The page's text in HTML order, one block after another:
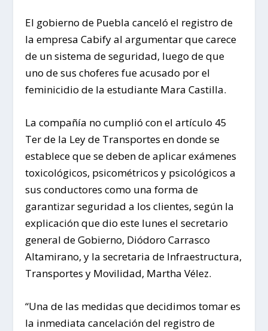
El gobierno de Puebla canceló el registro de
la empresa Cabify al argumentar que carece
de un sistema de seguridad, luego de que
uno de sus choferes fue acusado por el
feminicidio de la estudiante Mara Castilla.
La compañía no cumplió con el artículo 45
Ter de la Ley de Transportes en donde se
establece que se deben de aplicar exámenes
toxicológicos, psicométricos y psicológicos a
sus conductores como una forma de
garantizar seguridad a los clientes, según la
explicación que dio este lunes el secretario
general de Gobierno, Diódoro Carrasco
Altamirano, y la secretaria de Infraestructura,
Transportes y Movilidad, Martha Vélez.
“Una de las medidas que decidimos tomar es
la inmediata cancelación del registro de